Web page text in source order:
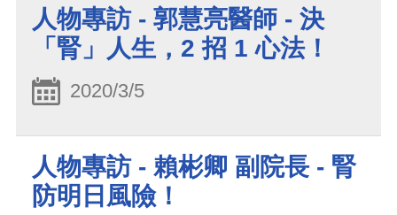
人物專訪 - 郭慧亮醫師 - 決
「腎」人生，2 招 1 心法！
2020/3/5
人物專訪 - 賴彬卿 副院長 - 腎
防明日風險！